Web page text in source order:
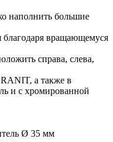
наполнить большие
благодаря вращающемуся
справа, слева,
а также в
и с хромированной
Ø 35 мм